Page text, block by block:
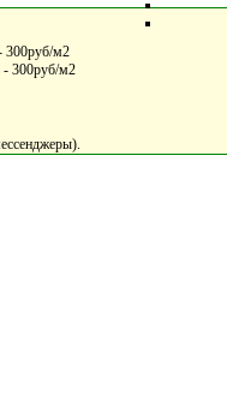
300руб/м2
- 300руб/м2